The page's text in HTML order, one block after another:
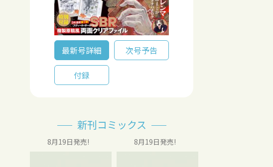
最新号詳細 次号予告
付録
新刊コミックス
8月19日発売! 8月19日発売!